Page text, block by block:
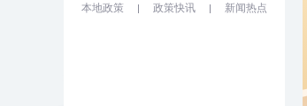
本地政策 政策快讯 新闻热点